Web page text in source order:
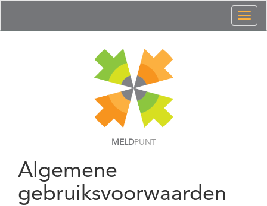
MELDPUNT
Algemene
gebruiksvoorwaarden